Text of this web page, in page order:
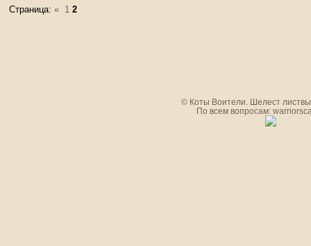
Страница: « 1 2
© Коты Воители. Шелест
По всем вопросам: